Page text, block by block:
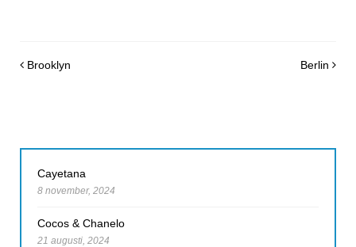
Post navigation
Brooklyn Berlin
Cayetana
8 november, 2024
Cocos & Chanelo
21 augusti, 2024